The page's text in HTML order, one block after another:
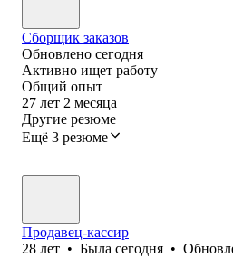
Сборщик заказов
Обновлено сегодня
Активно ищет работу
Общий опыт
27 лет 2 месяца
Другие резюме
Ещё 3 резюме
Продавец-кассир
28 лет • Была сегодня •